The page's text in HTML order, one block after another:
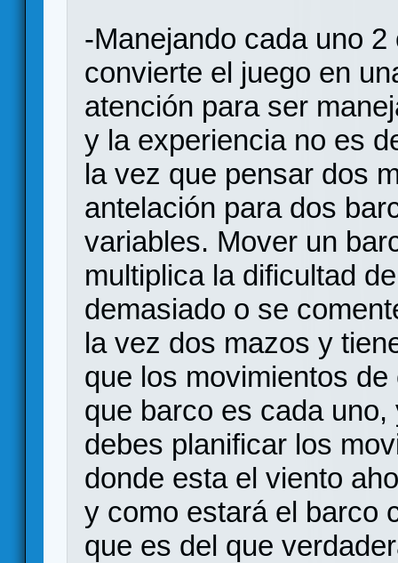
-Manejando cada uno
convierte el juego en
atención para ser
y la experiencia no es
la vez que pensar dos
antelación para dos
variables. Mover un
multiplica la dificultad
demasiado o se
la vez dos mazos y
que los movimientos
que barco es cada
debes planificar los
donde esta el viento
y como estará el barco
que es del que